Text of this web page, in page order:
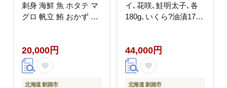
刺身 海鮮 魚 ホタテ マ
グロ 帆立 鮪 おかず 真
20,000円
北海道 釧路市
イ､花咲､鮭明太子､各
180g､いくら?油漬170g
がに カニ セット 魚卵
むき身 _F4F-3312
44,000円
北海道 釧路市